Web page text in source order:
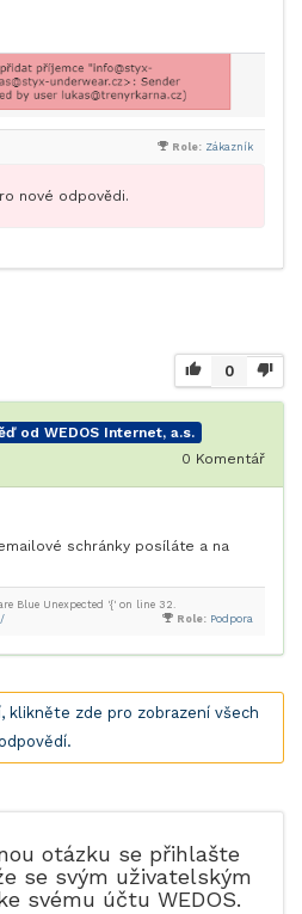
Role: Zákazník
nové odpovědi.
0
od WEDOS Internet, a.s.
0 Komentář
schránky posíláte a na
Role: Podpora
Blue Unexpected '{' on line 32.
klikněte zde pro zobrazení všech
odpovědí.
otázku se přihlašte
se svým uživatelským
svému účtu WEDOS.